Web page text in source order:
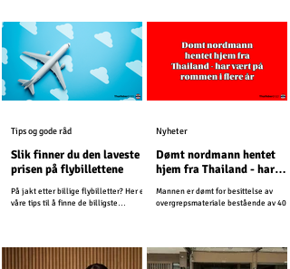
Slik finner du den laveste
prisen på flybillettene
På jakt etter billige flybilletter? Her er
våre tips til å finne de billigste
Tips og gode råd
Dømt nordmann hentet
hjem fra Thailand - har
vært på rømmen i flere år
Mannen er dømt for besittelse av
overgrepsmateriale bestående av 4000
Nyheter